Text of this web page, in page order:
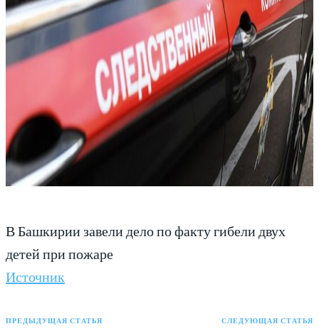
В Башкирии завели дело по факту гибели двух
детей при пожаре
Источник
ПРЕДЫДУЩАЯ СТАТЬЯ СЛЕДУЮЩАЯ СТАТЬЯ